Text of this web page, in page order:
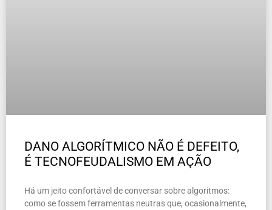
DANO ALGORÍTMICO NÃO É DEFEITO,
É TECNOFEUDALISMO EM AÇÃO
Há um jeito confortável de conversar sobre algoritmos:
como se fossem ferramentas neutras que, ocasionalmente,